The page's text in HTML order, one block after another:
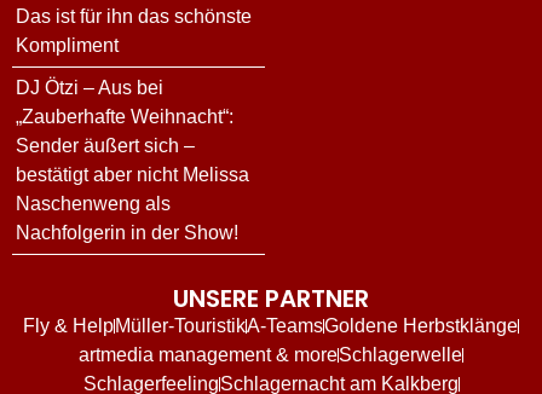
Das ist für ihn das schönste
Kompliment
DJ Ötzi – Aus bei
„Zauberhafte Weihnacht“:
Sender äußert sich –
bestätigt aber nicht Melissa
Naschenweng als
Nachfolgerin in der Show!
UNSERE PARTNER
Fly & HelpMüller-TouristikA-TeamsGoldene Herbstklänge
artmedia management & moreSchlagerwelle
SchlagerfeelingSchlagernacht am Kalkberg